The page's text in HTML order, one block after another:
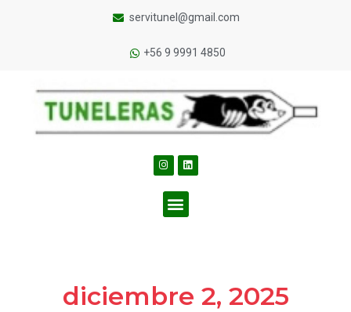
servitunel@gmail.com
+56 9 9991 4850
diciembre 2, 2025